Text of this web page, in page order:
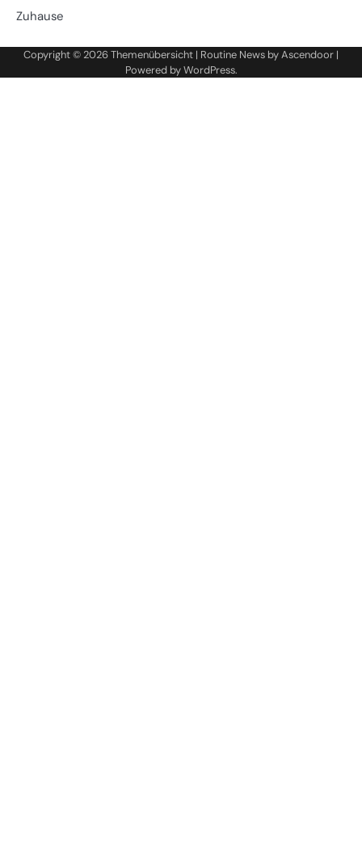
Zuhause
Copyright © 2026Themenübersicht | Routine News byAscendoor |
Powered byWordPress.